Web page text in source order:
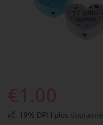
vč. 19% DPH plus dopravné